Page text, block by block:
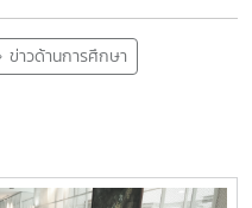
ข่าวด้านการศึกษา